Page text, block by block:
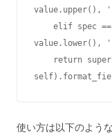
value.upper(),
value.lower(),
使い方は以下のよう